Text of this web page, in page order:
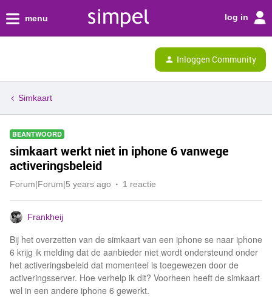
menu log in
Inloggen Community
Simkaart
BEANTWOORD
simkaart werkt niet in iphone 6 vanwege
activeringsbeleid
Forum|Forum|5 years ago 1 reactie
Frankheij
Bij het overzetten van de simkaart van een iphone se naar iphone
6 krijg ik melding dat de aanbieder niet wordt ondersteund onder
het activeringsbeleid dat momenteel is toegewezen door de
activeringsserver. Hoe verhelp ik dit? Voorheen heeft de simkaart
wel in een andere iphone 6 gewerkt.